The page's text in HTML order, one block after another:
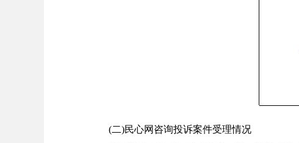
(二)民心网咨询投诉案件受理情况